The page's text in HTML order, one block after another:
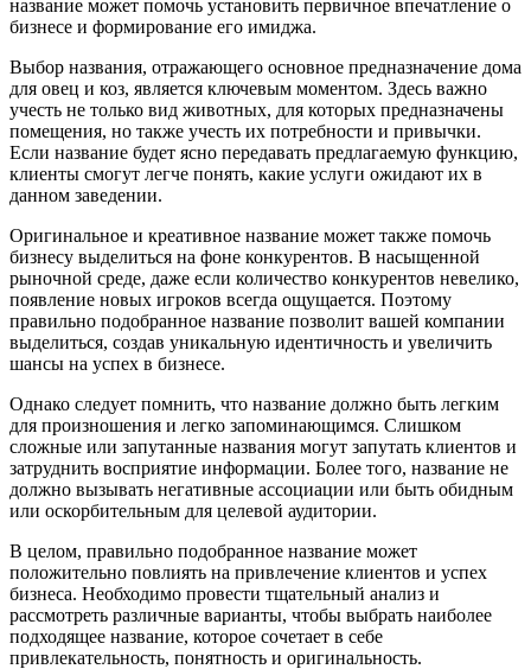
название может помочь установить первичное впечатление о
бизнесе и формирование его имиджа.
Выбор названия, отражающего основное предназначение дома
для овец и коз, является ключевым моментом. Здесь важно
учесть не только вид животных, для которых предназначены
помещения, но также учесть их потребности и привычки.
Если название будет ясно передавать предлагаемую функцию,
клиенты смогут легче понять, какие услуги ожидают их в
данном заведении.
Оригинальное и креативное название может также помочь
бизнесу выделиться на фоне конкурентов. В насыщенной
рыночной среде, даже если количество конкурентов невелико,
появление новых игроков всегда ощущается. Поэтому
правильно подобранное название позволит вашей компании
выделиться, создав уникальную идентичность и увеличить
шансы на успех в бизнесе.
Однако следует помнить, что название должно быть легким
для произношения и легко запоминающимся. Слишком
сложные или запутанные названия могут запутать клиентов и
затруднить восприятие информации. Более того, название не
должно вызывать негативные ассоциации или быть обидным
или оскорбительным для целевой аудитории.
В целом, правильно подобранное название может
положительно повлиять на привлечение клиентов и успех
бизнеса. Необходимо провести тщательный анализ и
рассмотреть различные варианты, чтобы выбрать наиболее
подходящее название, которое сочетает в себе
привлекательность, понятность и оригинальность.